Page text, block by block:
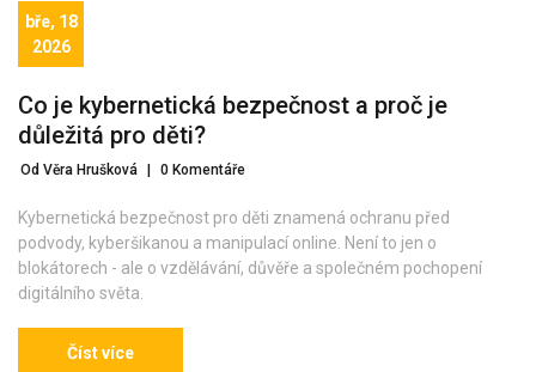
bře, 18
2026
Co je kybernetická bezpečnost a proč je
důležitá pro děti?
Od Věra Hrušková 0 Komentáře
Kybernetická bezpečnost pro děti znamená ochranu před
podvody, kyberšikanou a manipulací online. Není to jen o
blokátorech - ale o vzdělávání, důvěře a společném pochopení
digitálního světa.
Číst více